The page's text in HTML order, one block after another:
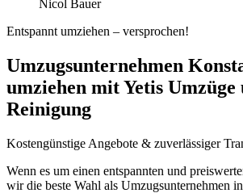
Nicol Bauer
Entspannt umziehen – versprochen!
Umzugsunternehmen
umziehen mit Yetis Umzüge
Reinigung
Kostengünstige Angebote & zuverlässiger
Wenn es um einen entspannten und
wir die beste Wahl als Umzugsunternehmen